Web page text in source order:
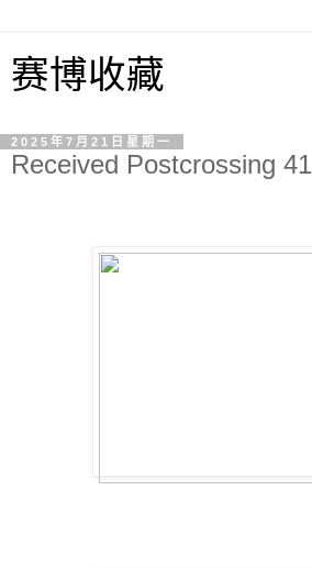
赛博收藏
2025年7月21日星期一
Received Postcrossing 41